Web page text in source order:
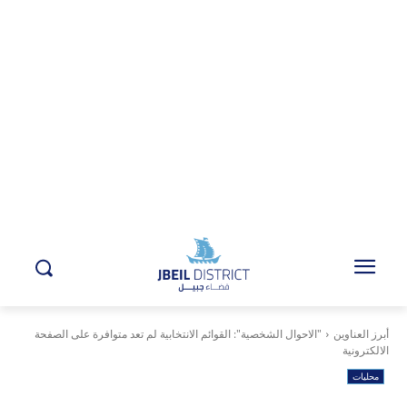
أبرز العناوين
"الاحوال الشخصية": القوائم الانتخابية لم تعد متوافرة على الصفحة
الالكترونية
محليات